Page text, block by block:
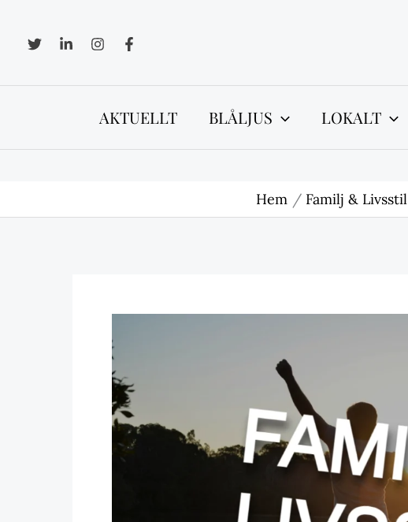
innehåll
AKTUELLT BLÅLJUS LOKALT
Hem Familj & Livsstil